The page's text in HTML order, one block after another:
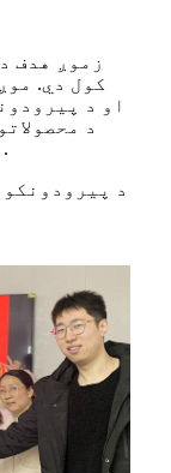
زموږ هدف
کول دي.
او د
د
پوښتنو ته په وخت سره ځواب ورکوي.
د